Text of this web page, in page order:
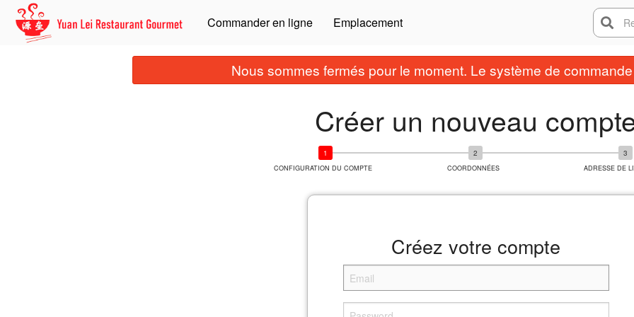
Commander en ligne Emplacement
Nous sommes fermés pour le moment. Le système de
Créer un nouveau
CONFIGURATION DU COMPTE COORDONNÉES ADRESSE DE
Créez votre compte